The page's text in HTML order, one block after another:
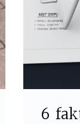
6